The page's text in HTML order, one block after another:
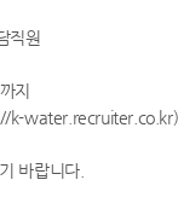
직원
지
k-water.recruiter.co.kr)
바랍니다.